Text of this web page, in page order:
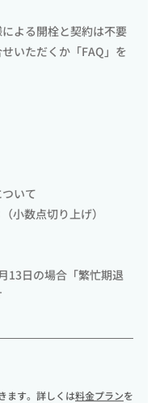
よる開栓と契約は不要
いただくか「FAQ」を
いて
小数点切り上げ）
13日の場合「繁忙期退
ます。詳しくは料金プランを